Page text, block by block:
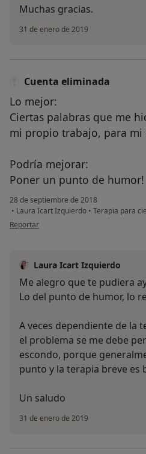
Muchas gracias.
31 de enero de 2019
Cuenta eliminada
Lo mejor:
Ciertas palabras que me
mi propio trabajo, para mi
Podría mejorar:
Poner un punto de humor!
28 de septiembre de 2018
• Laura Icart Izquierdo • Terapia para
en opinión del usuario Cuenta eliminada
Reportar
Laura Icart Izquierdo
Me alegro que te pudiera
Lo del punto de humor, lo
A veces dependiente de la
el problema se me debe
escondo, porque
punto y la terapia breve es
Un saludo
31 de enero de 2019
Sí, una vez
No, pero lo